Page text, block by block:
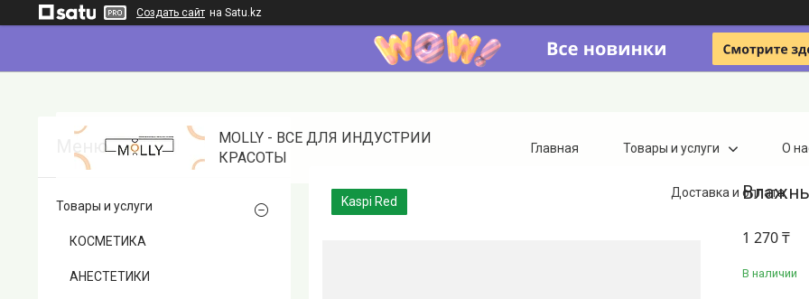
Создать сайт на Satu.kz
MOLLY - ВСЕ ДЛЯ ИНДУСТРИИ
КРАСОТЫ
Главная Товары и услуги О
Доставка и оплата
Kaspi Red
1 270 ₸
В наличии
Товары и услуги
КОСМЕТИКА
АНЕСТЕТИКИ